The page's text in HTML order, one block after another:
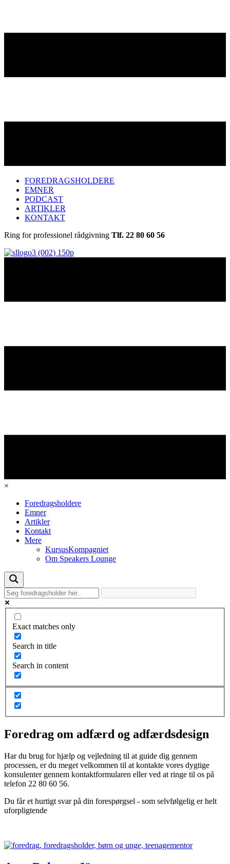
FOREDRAGSHOLDERE
EMNER
PODCAST
ARTIKLER
KONTAKT
Ring for professionel rådgivning Tlf. 22 80 60 56
×
Foredragsholdere
Emner
Artikler
Kontakt
Mere
KursusKompagniet
Om Speakers Lounge
Exact matches only
Search in title
Search in content
Foredrag om adfærd og adfærdsdesign
Har du brug for hjælp og vejledning til at guide dig gennem
processen, er du meget velkommen til at kontakte vores dygtige
konsulenter gennem kontaktformularen eller ved at ringe til os på
telefon 22 80 60 56.
Du får et hurtigt svar på din forespørgsel - som selvfølgelig er helt
uforpligtende